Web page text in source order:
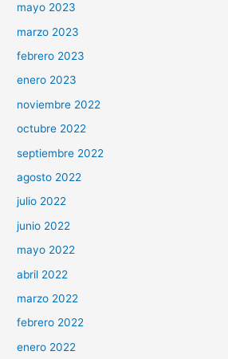
mayo 2023
marzo 2023
febrero 2023
enero 2023
noviembre 2022
octubre 2022
septiembre 2022
agosto 2022
julio 2022
junio 2022
mayo 2022
abril 2022
marzo 2022
febrero 2022
enero 2022